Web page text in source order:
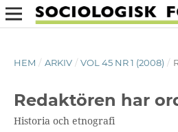
HEM / ARKIV / VOL 45 NR 1 (2008) /
Redaktören har
Historia och etnografi